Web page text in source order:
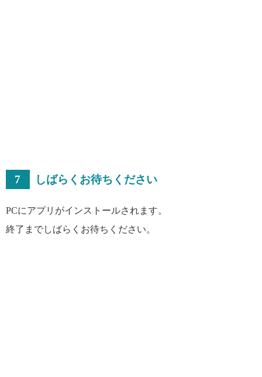
7 しばらくお待ちください
PCにアプリがインストールされます。
終了までしばらくお待ちください。